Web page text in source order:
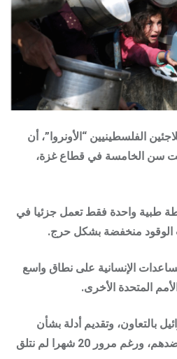
الفلسطينيين “الأونروا”، أن
2700 طفل تحت سن الخامسة في قطاع غزة،
طبية واحدة فقط تعمل جزئيا في
منخفضة بشكل حرج.
الإنسانية على نطاق واسع
المتحدة الأخرى.
بالتعاون، وتقديم أدلة بشأن
الادعاءات الخطيرة الموجهة ضدهم، ورغم مرور 20 شهرا لم نتلق